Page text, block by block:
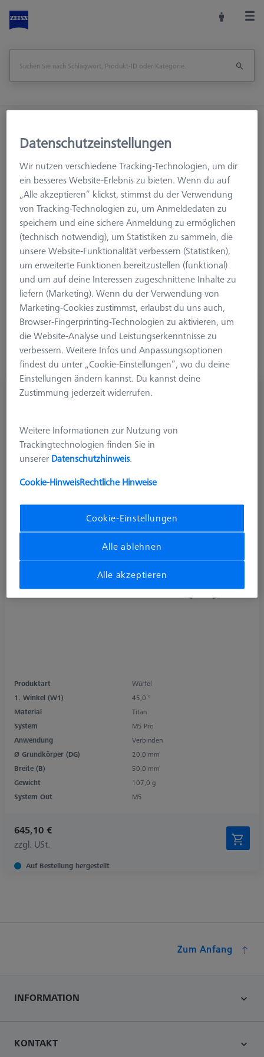
KMG Verbindungselemente
M5 Pro
Mehrfachwinkelstück 8x45°, M5 pro
1. Winkel (W1)
8-fach Stern, ThermoFit Pro
Produktart
Würfel
1. Winkel (W1)
45,0 °
Material
Titan
System
M5 Pro
Anwendung
Verbinden
Ø Grundkörper (DG)
20,0 mm
Breite (B)
50,0 mm
Gewicht
107,0 g
System Out
M5
645,10 €
zzgl. USt.
Auf Bestellung hergestellt
Zum Anfang
INFORMATION
KONTAKT
Datenschutzeinstellungen
Wir nutzen verschiedene Tracking-Technologien, um dir
ein besseres Website-Erlebnis zu bieten. Wenn du auf
„Alle akzeptieren“ klickst, stimmst du der Verwendung
von Tracking-Technologien zu, um Anmeldedaten zu
speichern und eine sichere Anmeldung zu ermöglichen
(technisch notwendig), um Statistiken zu sammeln, die
unsere Website-Funktionalität verbessern (Statistiken),
um erweiterte Funktionen bereitzustellen (funktional)
und um auf deine Interessen zugeschnittene Inhalte zu
liefern (Marketing). Wenn du der Verwendung von
Marketing-Cookies zustimmst, erlaubst du uns auch,
Browser-Fingerprinting-Technologien zu aktivieren, um
die Website-Analyse und Leistungserkenntnisse zu
verbessern. Weitere Infos und Anpassungsoptionen
findest du unter „Cookie-Einstellungen“, wo du deine
Einstellungen ändern kannst. Du kannst deine
Zustimmung jederzeit widerrufen.
Weitere Informationen zur Nutzung von
Trackingtechnologien finden Sie in
unserer Datenschutzhinweis.
Cookie-HinweisRechtliche Hinweise
Cookie-Einstellungen
Alle ablehnen
Alle akzeptieren